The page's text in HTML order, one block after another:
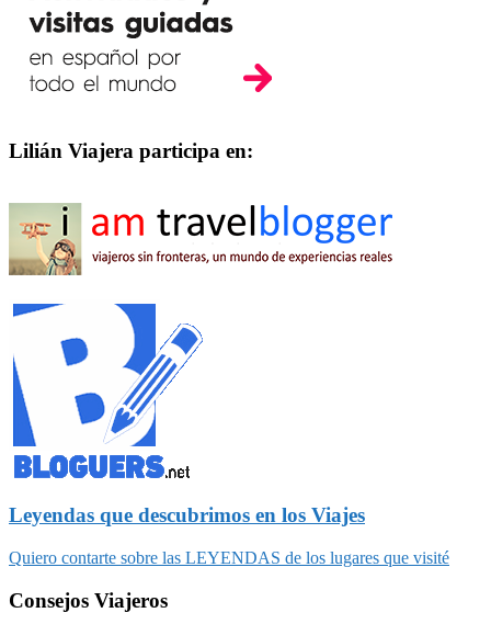
Lilián Viajera participa en:
Leyendas que descubrimos en los Viajes
Quiero contarte sobre las LEYENDAS de los lugares que visité
Consejos Viajeros